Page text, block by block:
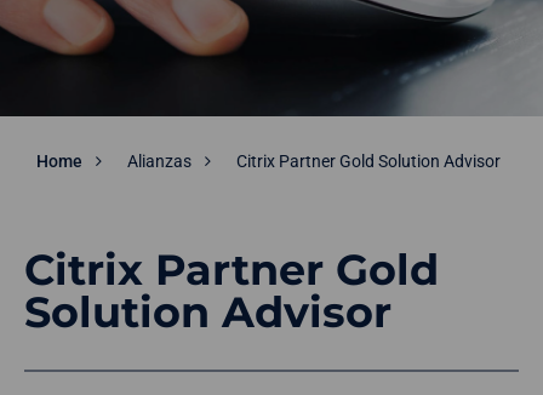
Home Alianzas Citrix Partner Gold Solution Advisor
Citrix Partner Gold
Solution Advisor